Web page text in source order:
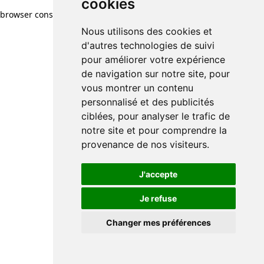
cookies
Nous utilisons des cookies et
d'autres technologies de suivi
pour améliorer votre expérience
de navigation sur notre site, pour
vous montrer un contenu
personnalisé et des publicités
ciblées, pour analyser le trafic de
notre site et pour comprendre la
provenance de nos visiteurs.
J'accepte
Je refuse
Changer mes préférences
browser console for more information)